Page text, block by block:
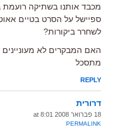
מכבד אותנו בשתיקה רועמת
ספיישל על הסרט בטיים
לשחרר ביקורות?
האם המבקרים לא
מתסכל
REPLY
דרורית
18 פברואר 2008 at 8:01
PERMALINK